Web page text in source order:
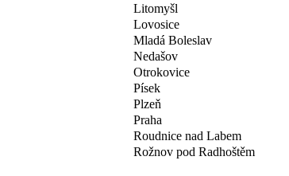
Litomyšl
Lovosice
Mladá Boleslav
Nedašov
Otrokovice
Písek
Plzeň
Praha
Roudnice nad Labem
Rožnov pod Radhoštěm